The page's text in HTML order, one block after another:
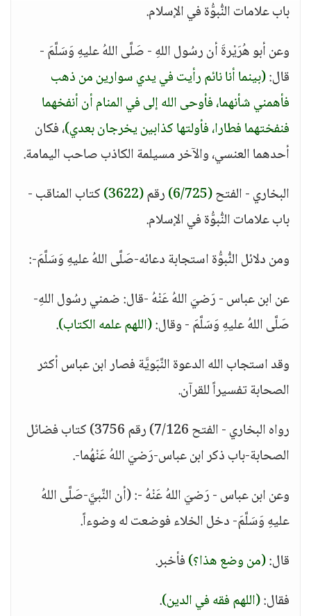
باب علامات النُّبوُّة في الإسلام.
وعن أبو هُرَيْرةَ أن رسُول اللهِ - صَلَّى اللهُ عليهِ وَسَلَّمَ -
قال:(بينما أنا نائم رأيت في يدي سوارين من ذهب
فأهمني شأنهما، فأوحى الله إلى في المنام أن أنفخهما
فنفختهما فطارا، فأولتها كذابين يخرجان بعدي)، فكان
أحدهما العنسي، والآخر مسيلمة الكاذب صاحب اليمامة.
البخاري - الفتح(6/725) رقم(3622)
كتاب المناقب -
باب علامات النُّبوُّة في الإسلام.
ومن دلائل النُّبوُّة استجابة دعائه-صَلَّى اللهُ عليهِ وَسَلَّمَ-:
عن ابن عباس - رَضيَ اللهُ عَنْهُ -قال: ضمني رسُول اللهِ-
صَلَّى اللهُ عليهِ وَسَلَّمَ - وقال:(اللهم علمه الكتاب).
وقد استجاب الله الدعوة النَّبَويَّة فصار ابن عباس أكثر
الصحابة تفسيراً للقرآن.
رواه البخاري - الفتح 7/126) رقم 3756) كتاب فضائل
الصحابة-باب ذكر ابن عباس-رَضيَ اللهُ عَنْهُما-.
وعن ابن عباس - رَضيَ اللهُ عَنْهُ -: (أن النَّبيَّ-صَلَّى اللهُ
عليهِ وَسَلَّمَ- دخل الخلاء فوضعت له وضوءاً.
قال:(من وضع هذا؟)فأخبر.
فقال:(اللهم فقه في الدين).